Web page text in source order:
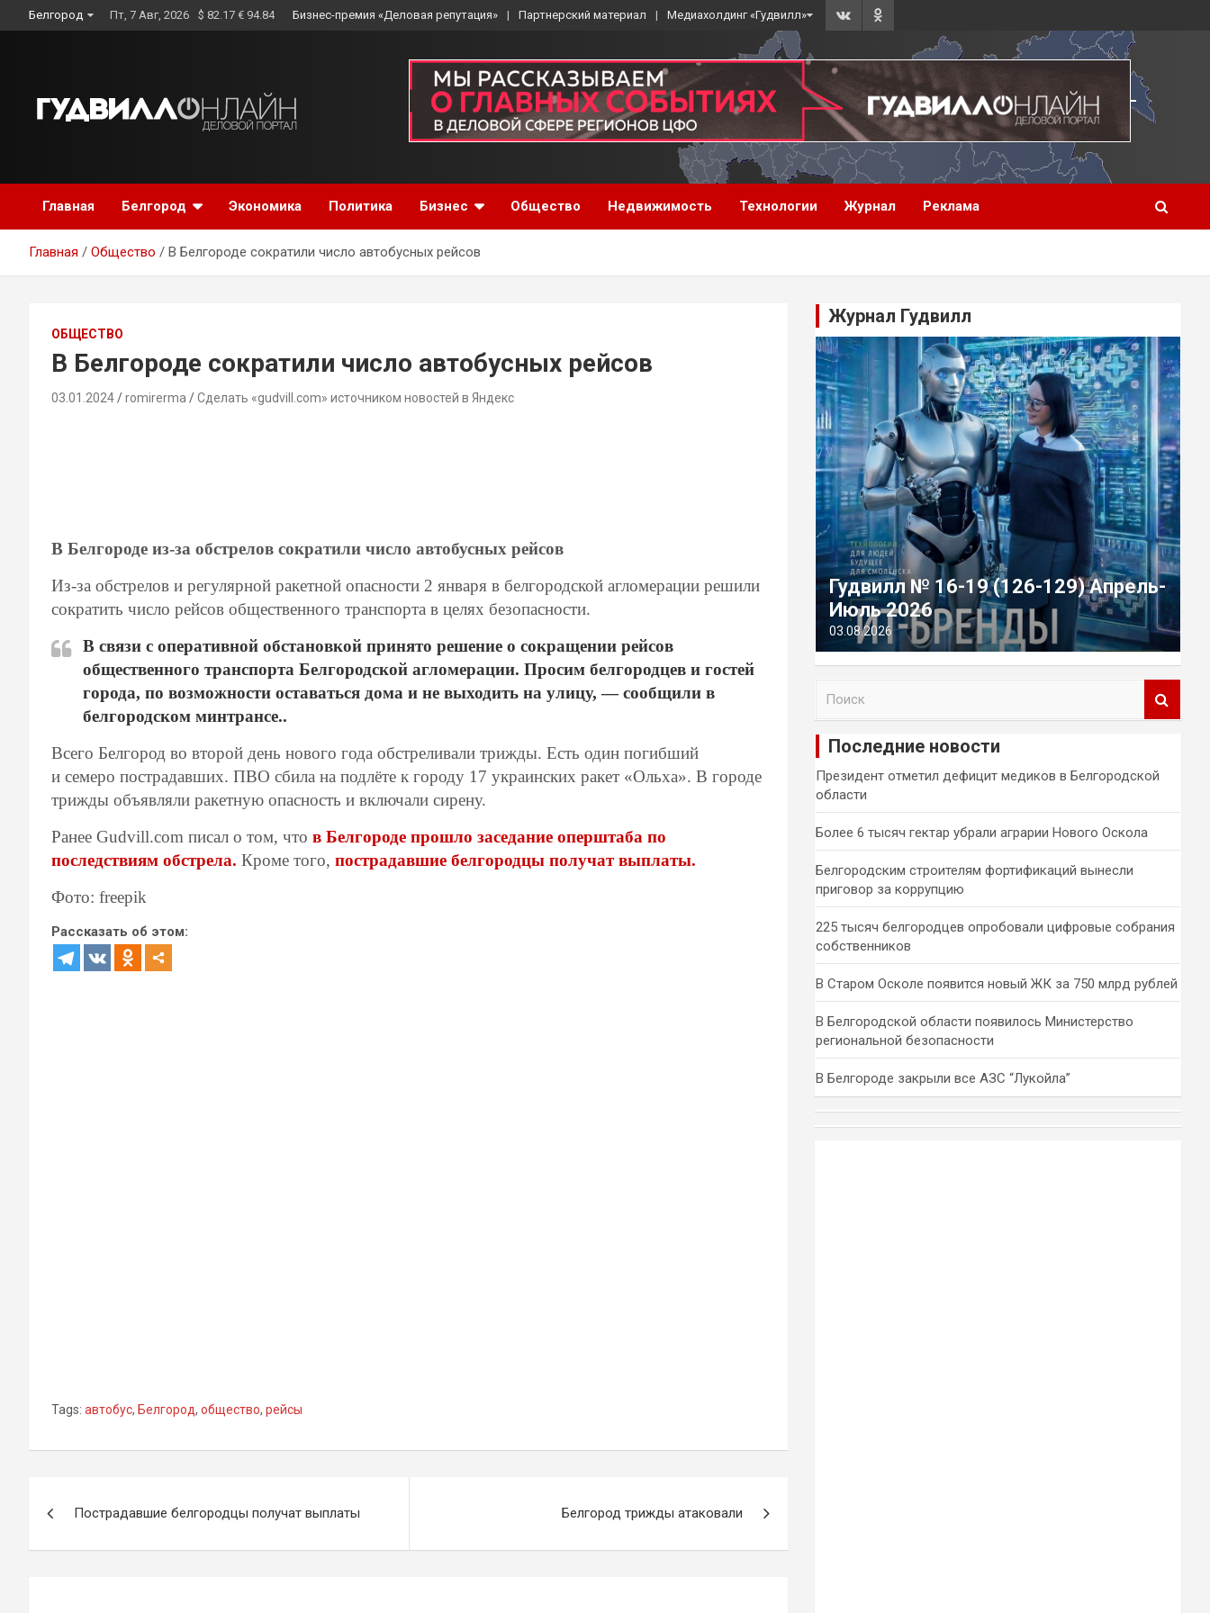
to
Белгород Пт, 7 Авг, 2026 $ 82.17 € 94.84 Бизнес-премия «Деловая репутация» Партнерский материал Медиахолдинг «Гудвилл»
Главная Белгород Экономика Политика Бизнес Общество Недвижимость Технологии Журнал Реклама
Главная Общество В Белгороде сократили число автобусных рейсов
ОБЩЕСТВО
В Белгороде сократили число автобусных рейсов
03.01.2024 romirerma Сделать «gudvill.com» источником новостей в Яндекс
В Белгороде из-за обстрелов сократили число автобусных рейсов
Из-за обстрелов и регулярной ракетной опасности 2 января в белгородской агломерации решили
сократить число рейсов общественного транспорта в целях безопасности.
В связи с оперативной обстановкой принято решение о сокращении рейсов
общественного транспорта Белгородской агломерации. Просим белгородцев и гостей
города, по возможности оставаться дома и не выходить на улицу, — сообщили в
белгородском минтрансе..
Всего Белгород во второй день нового года обстреливали трижды. Есть один погибший
и семеро пострадавших. ПВО сбила на подлёте к городу 17 украинских ракет «Ольха». В городе
трижды объявляли ракетную опасность и включали сирену.
Ранее Gudvill.com писал о том, что в Белгороде прошло заседание оперштаба по
последствиям обстрела. Кроме того, пострадавшие белгородцы получат выплаты.
Фото: freepik
Рассказать об этом:
Tags: автобус, Белгород, общество, рейсы
Пострадавшие белгородцы получат выплаты Белгород трижды атаковали
Журнал Гудвилл
Гудвилл № 16-19 (126-129) Апрель-
Июль 2026
03.08.2026
и
Последние новости
Президент отметил дефицит медиков в Белгородской
области
Более 6 тысяч гектар убрали аграрии Нового Оскола
Белгородским строителям фортификаций вынесли
приговор за коррупцию
225 тысяч белгородцев опробовали цифровые собрания
собственников
В Старом Осколе появится новый ЖК за 750 млрд рублей
В Белгородской области появилось Министерство
региональной безопасности
В Белгороде закрыли все АЗС “Лукойла”